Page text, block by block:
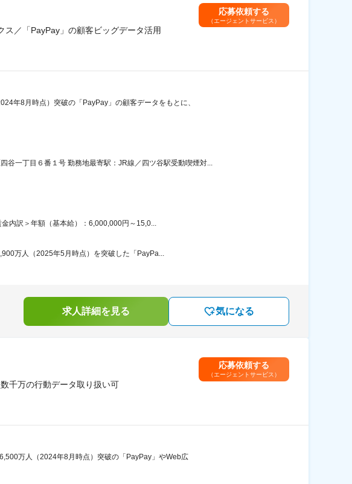
／「PayPay」の顧客ビッグデータ活用
応募依頼する
（エージェントサービス）
年8月時点）突破の「PayPay」の顧客データをもとに、
谷一丁目６番１号 勤務地最寄駅：JR線／四ツ谷駅受動喫煙対...
内訳＞年額（基本給）：6,000,000円～15,0...
万人（2025年5月時点）を突破した「PayPa...
求人詳細を見る 気になる
千万の行動データ取り扱い可
応募依頼する
（エージェントサービス）
万人（2024年8月時点）突破の「PayPay」やWeb広